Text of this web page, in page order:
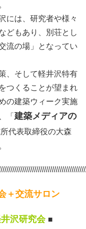
には、研究者や様々
どもあり、別荘とし
流の場」となってい
、そして軽井沢特有
つくることが望まれ
の建築ウィーク実施
「 建築メディアの
代表取締役の大森
＋交流サロン
沢研究会 ■